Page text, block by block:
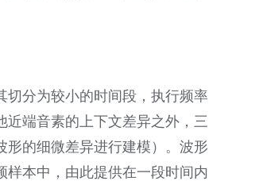
切分为较小的时间段，执行频率
端音素的上下文差异之外，三
的细微差异进行建模）。波形
本中，由此提供在一段时间内